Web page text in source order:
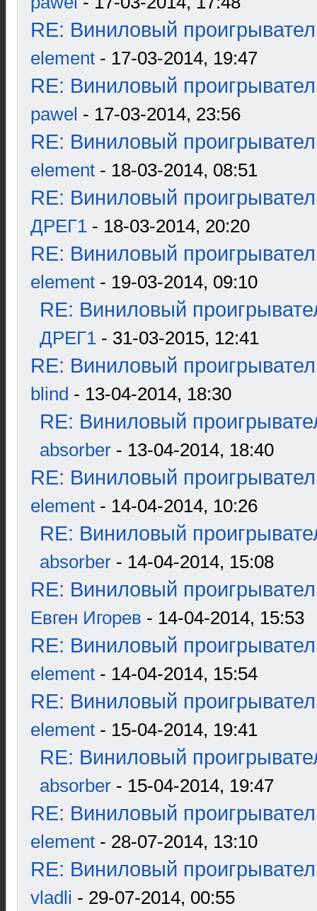
RE: Виниловый
element - 17-03-2014, 19:47
RE: Виниловый
pawel - 17-03-2014, 23:56
RE: Виниловый
element - 18-03-2014, 08:51
RE: Виниловый
ДРЕГ1 - 18-03-2014, 20:20
RE: Виниловый
element - 19-03-2014, 09:10
RE: Виниловый
ДРЕГ1 - 31-03-2015, 12:41
RE: Виниловый
blind - 13-04-2014, 18:30
RE: Виниловый
absorber - 13-04-2014, 18:40
RE: Виниловый
element - 14-04-2014, 10:26
RE: Виниловый
absorber - 14-04-2014, 15:08
RE: Виниловый
Евген Игорев - 14-04-2014, 15:53
RE: Виниловый
element - 14-04-2014, 15:54
RE: Виниловый
element - 15-04-2014, 19:41
RE: Виниловый
absorber - 15-04-2014, 19:47
RE: Виниловый
element - 28-07-2014, 13:10
RE: Виниловый
vladli - 29-07-2014, 00:55